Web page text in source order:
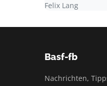
Felix Lang
Basf-fb
Nachrichten,